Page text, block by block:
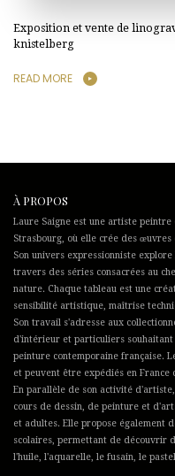
Exposition et vente de
knistelberg
READ MORE
À PROPOS
Laure Saigne est une artiste
Strasbourg, où elle crée des
Son univers expressionniste
travers des séries consacrées au
nature. Chaque tableau est une
sensibilité artistique, maîtrise
Son travail s'adresse aux
d'intérieur et particuliers
peinture contemporaine française.
et peuvent être expédiés en France
En parallèle de son activité
cours de dessin, de peinture et
et adultes. Elle propose également
scolaires, permettant de découvrir
l'huile, l'aquarelle, le fusain, le